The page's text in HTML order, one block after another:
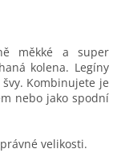
měkké a super
kolena. Legíny
Kombinujete je
nebo jako spodní
velikosti.